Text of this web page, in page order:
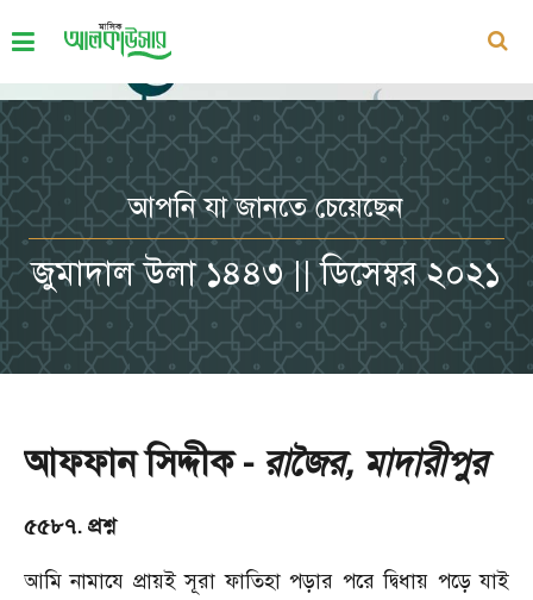
আপনি যা জানতে চেয়েছেন
জুমাদাল উলা ১৪৪৩ || ডিসেম্বর ২০২১
আফফান সিদ্দীক - রাজৈর, মাদারীপুর
৫৫৮৭. প্রশ্ন
আমি নামাযে প্রায়ই সূরা ফাতিহা পড়ার পরে দ্বিধায় পড়ে যাই